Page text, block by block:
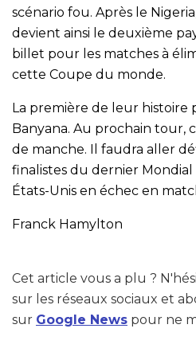
scénario fou. Après le
devient ainsi le deuxième
billet pour les matches à
cette Coupe du monde.
La première de leur histoire
Banyana. Au prochain tour,
de manche. Il faudra aller
finalistes du dernier
États-Unis en échec en
Franck Hamylton
Cet article vous a plu ?
sur les réseaux sociaux et
sur Google News pour ne